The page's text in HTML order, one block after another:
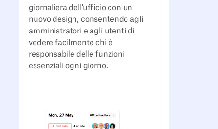
giornaliera dell'ufficio con un
nuovo design, consentendo agli
amministratori e agli utenti di
vedere facilmente chi è
responsabile delle funzioni
essenziali ogni giorno.